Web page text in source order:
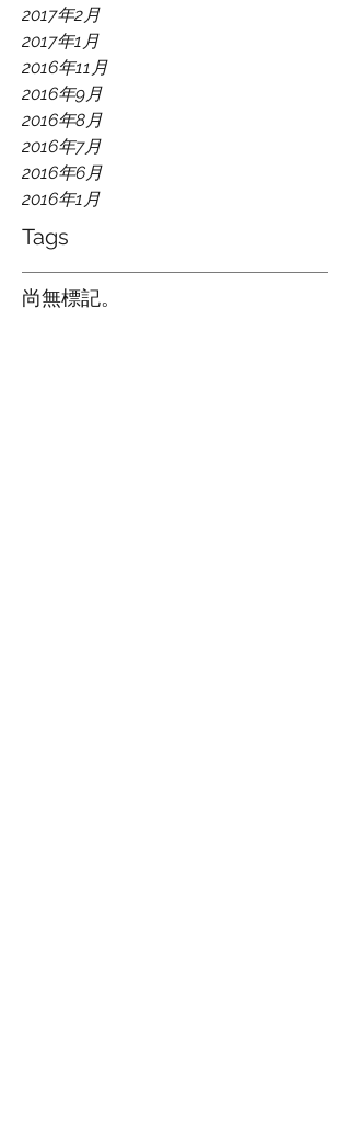
2017年2月
2017年1月
2016年11月
2016年9月
2016年8月
2016年7月
2016年6月
2016年1月
Tags
尚無標記。